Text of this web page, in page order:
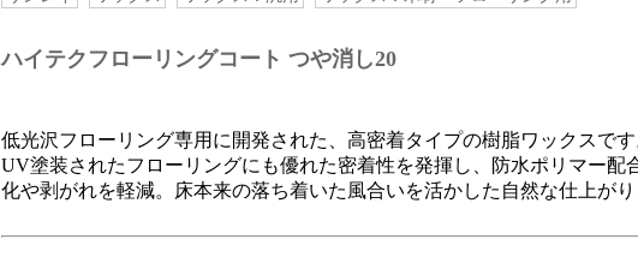
ハイテクフローリングコート つや消し20
低光沢フローリング専用に開発された、高密着タイプの樹脂ワックスです
UV塗装されたフローリングにも優れた密着性を発揮し、防水ポリマー配
化や剥がれを軽減。床本来の落ち着いた風合いを活かした自然な仕上がり